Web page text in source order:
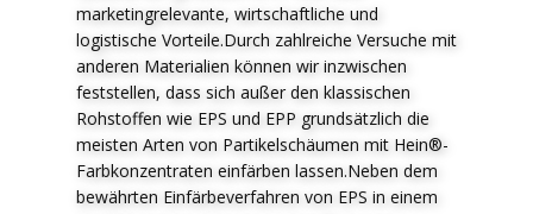
marketingrelevante, wirtschaftliche und
logistische Vorteile.Durch zahlreiche Versuche mit
anderen Materialien können wir inzwischen
feststellen, dass sich außer den klassischen
Rohstoffen wie EPS und EPP grundsätzlich die
meisten Arten von Partikelschäumen mit Hein®-
Farbkonzentraten einfärben lassen.Neben dem
bewährten Einfärbeverfahren von EPS in einem